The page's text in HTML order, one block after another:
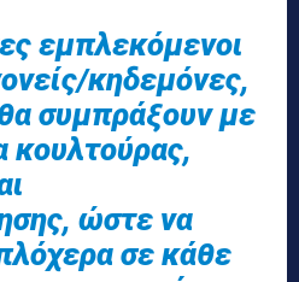
εμπλεκόμενοι
κηδεμόνες,
συμπράξουν με
κουλτούρας,
ώστε να
σε κάθε